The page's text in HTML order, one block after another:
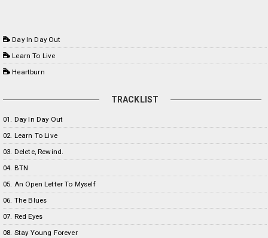
Day In Day Out
Learn To Live
Heartburn
TRACKLIST
01. Day In Day Out
02. Learn To Live
03. Delete, Rewind.
04. BTN
05. An Open Letter To Myself
06. The Blues
07. Red Eyes
08. Stay Young Forever